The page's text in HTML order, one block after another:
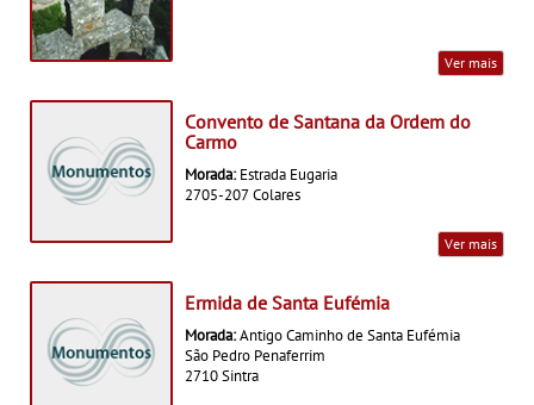
Ver mais
Convento de Santana da Ordem do
Carmo
Morada: Estrada Eugaria
2705-207 Colares
Ver mais
Ermida de Santa Eufémia
Morada:Antigo Caminho de Santa Eufémia
São Pedro Penaferrim
2710 Sintra